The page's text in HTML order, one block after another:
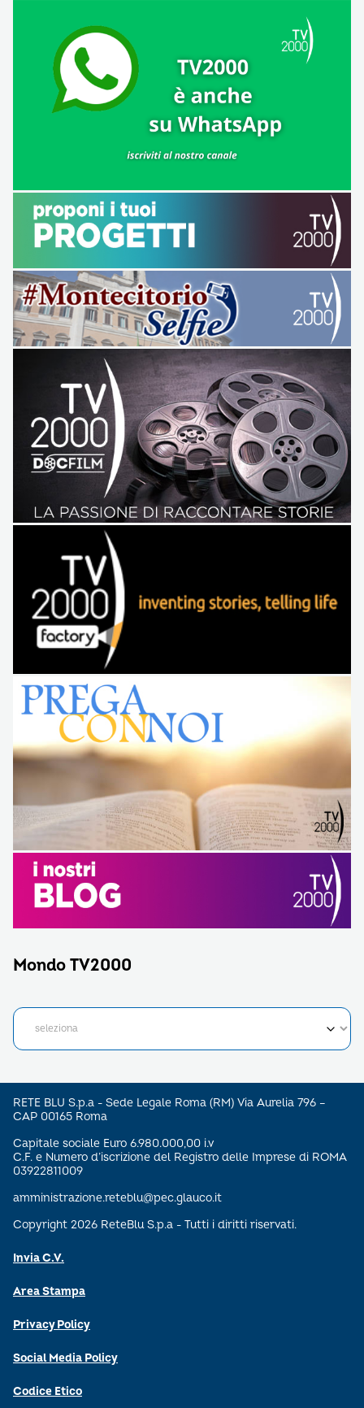
Mondo TV2000
RETE BLU S.p.a - Sede Legale Roma (RM) Via Aurelia 796 –
CAP 00165 Roma
Capitale sociale Euro 6.980.000,00 i.v
C.F. e Numero d’iscrizione del Registro delle Imprese di ROMA
03922811009
amministrazione.reteblu@pec.glauco.it
Copyright 2026 ReteBlu S.p.a - Tutti i diritti riservati.
Invia C.V.
Area Stampa
Privacy Policy
Social Media Policy
Codice Etico